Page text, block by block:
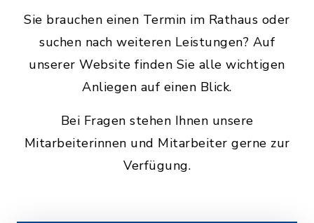
Sie brauchen einen Termin im Rathaus oder
suchen nach weiteren Leistungen? Auf
unserer Website finden Sie alle wichtigen
Anliegen auf einen Blick.
Bei Fragen stehen Ihnen unsere
Mitarbeiterinnen und Mitarbeiter gerne zur
Verfügung.